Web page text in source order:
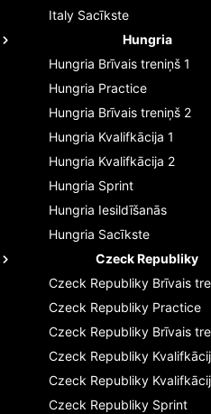
Italy Sacīkste
Hungria
Hungria Brīvais treniņš 1
Hungria Practice
Hungria Brīvais treniņš 2
Hungria Kvalifkācija 1
Hungria Kvalifkācija 2
Hungria Sprint
Hungria Iesildīšanās
Hungria Sacīkste
Czeck Republiky
Czeck Republiky Brīvais
Czeck Republiky Practice
Czeck Republiky Brīvais
Czeck Republiky
Czeck Republiky
Czeck Republiky Sprint